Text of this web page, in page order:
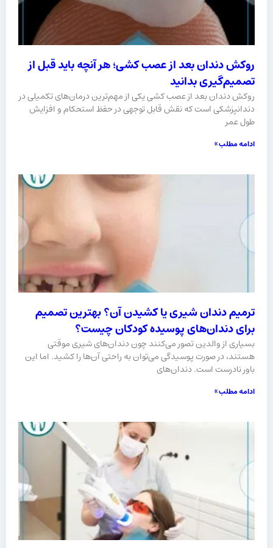
روکش دندان بعد از عصب کشی؛ هر آنچه باید قبل از
تصمیم‌گیری بدانید
روکش دندان بعد از عصب کشی یکی از مهم‌ترین درمان‌های تکمیلی در
دندانپزشکی است که نقش قابل توجهی در حفظ استحکام و افزایش
طول عمر
ادامه مطلب »
ترمیم دندان شیری یا کشیدن آن؟ بهترین تصمیم
برای دندان‌های پوسیده کودکان چیست؟
بسیاری از والدین تصور می‌کنند چون دندان‌های شیری موقتی
هستند، در صورت پوسیدگی می‌توان به‌ راحتی آن‌ها را کشید. اما این
باور نادرست است. دندان‌های
ادامه مطلب »